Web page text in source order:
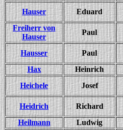
Hauser Eduard
Freiherr von
Hauser
Paul
Hausser Paul
Hax
Heinrich
Heichele
Josef
Heidrich Richard
Heilmann
Ludwig